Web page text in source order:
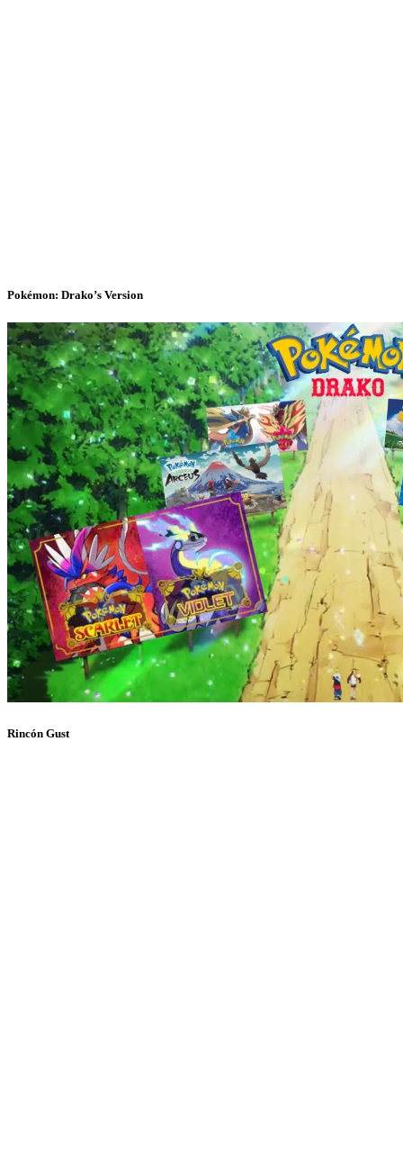
Pokémon: Drako’s Version
Rincón Gust